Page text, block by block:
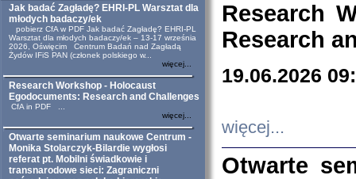
Jak badać Zagładę? EHRI-PL Warsztat dla
młodych badaczy/ek
pobierz CfA w PDF Jak badać Zagładę? EHRI-PL
Warsztat dla młodych badaczy/ek – 13-17 września
2026, Oświęcim Centrum Badań nad Zagładą
Żydów IFiS PAN (członek polskiego w...
więcej...
Research Workshop - Holocaust
Egodocuments: Research and Challenges
CfA in PDF ...
więcej...
Otwarte seminarium naukowe Centrum -
Monika Stolarczyk-Bilardie wygłosi
referat pt. Mobilni świadkowie i
transnarodowe sieci: Zagraniczni
Research
Research
19.06.2026
więcej...
Otwarte